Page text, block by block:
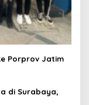
Porprov Jatim
di Surabaya,